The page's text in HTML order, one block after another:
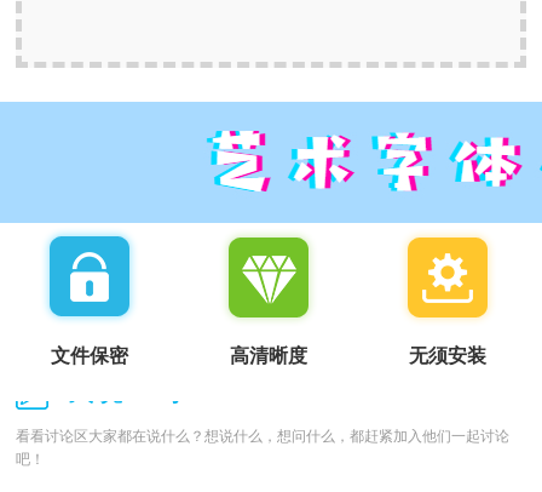
文件保密 高清晰度 无须安装
看看讨论区大家都在说什么？想说什么，想问什么，都赶紧加入他们一起讨论
吧！